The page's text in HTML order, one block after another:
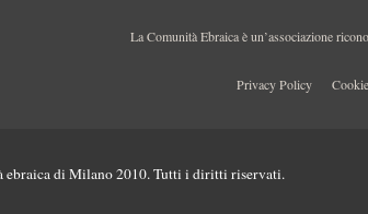
La Comunità Ebraica è un’associazione
Privacy Policy
di Milano 2010. Tutti i diritti riservati.